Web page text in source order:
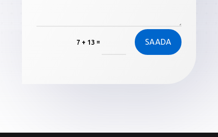
7 + 13 = SAADA